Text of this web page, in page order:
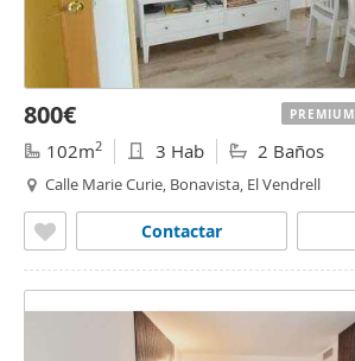
800€
102m2 3 Hab 2 Baños
Calle Marie Curie, Bonavista, El Vendrell
Contactar
PREMIUM